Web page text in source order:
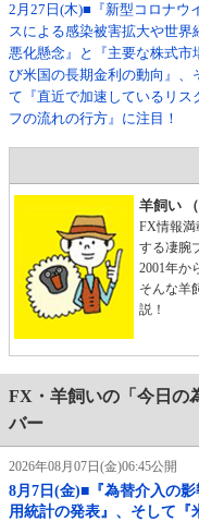
2月27日(木)■『新型コロナウ
スによる感染被害拡大や世界
悪化懸念』と『主要な株式市
び米国の長期金利の動向』、
て『直近で加速しているリス
フの流れの行方』に注目！
羊飼い
FX情報満
する凄腕
2001年か
そんな羊
説！
FX・羊飼いの「今日の
バー
2026年08月07日(金)06:45公開
8月7日(金)■『為替介入の
用統計の発表』、そして『